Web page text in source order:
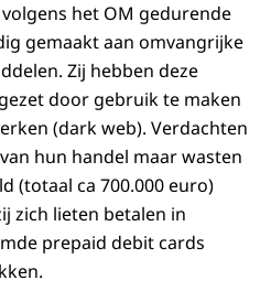
het OM gedurende
gemaakt aan omvangrijke
Zij hebben deze
door gebruik te maken
(dark web). Verdachten
hun handel maar wasten
(totaal ca 700.000 euro)
zich lieten betalen in
prepaid debit cards